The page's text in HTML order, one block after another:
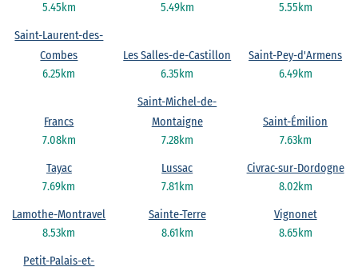
5.45km
5.49km
5.55km
6.25km
Saint-Laurent-des-
Combes
6.35km
Les Salles-de-Castillon
6.49km
Saint-Pey-d'Armens
7.08km
Francs
7.28km
Saint-Michel-de-
Montaigne
7.63km
Saint-Émilion
7.69km
Tayac
7.81km
Lussac
8.02km
Civrac-sur-Dordogne
8.53km
Lamothe-Montravel
8.61km
Sainte-Terre
8.65km
Vignonet
Petit-Palais-et-